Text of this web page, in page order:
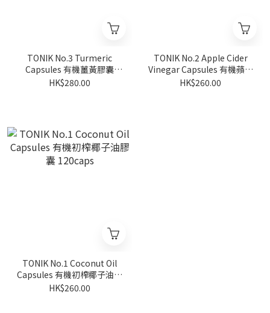
TONIK No.3 Turmeric
Capsules 有機薑黃膠囊
120caps
HK$280.00
TONIK No.2 Apple Cider
Vinegar Capsules 有機蘋果
醋膠囊 120caps
HK$260.00
TONIK No.1 Coconut Oil
Capsules 有機初榨椰子油膠
囊 120caps
HK$260.00